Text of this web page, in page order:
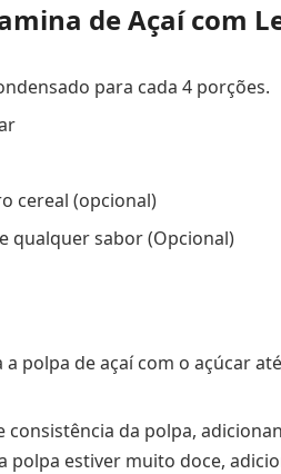
de Açaí com
para cada 4 porções.
cereal (opcional)
qualquer sabor (Opcional)
polpa de açaí com o açúcar
consistência da polpa,
polpa estiver muito doce,